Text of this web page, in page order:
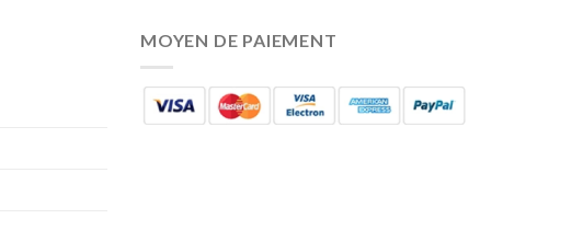
MOYEN DE PAIEMENT